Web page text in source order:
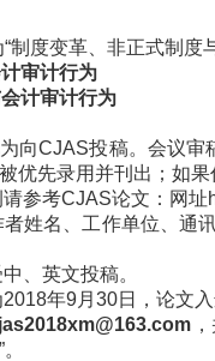
制度变革、非正式制度
审计行为
计审计行为
向CJAS投稿。会议
优先录用并刊出；如
参考CJAS论文：网址
姓名、工作单位、通
、英文投稿。
年9月30日，论文